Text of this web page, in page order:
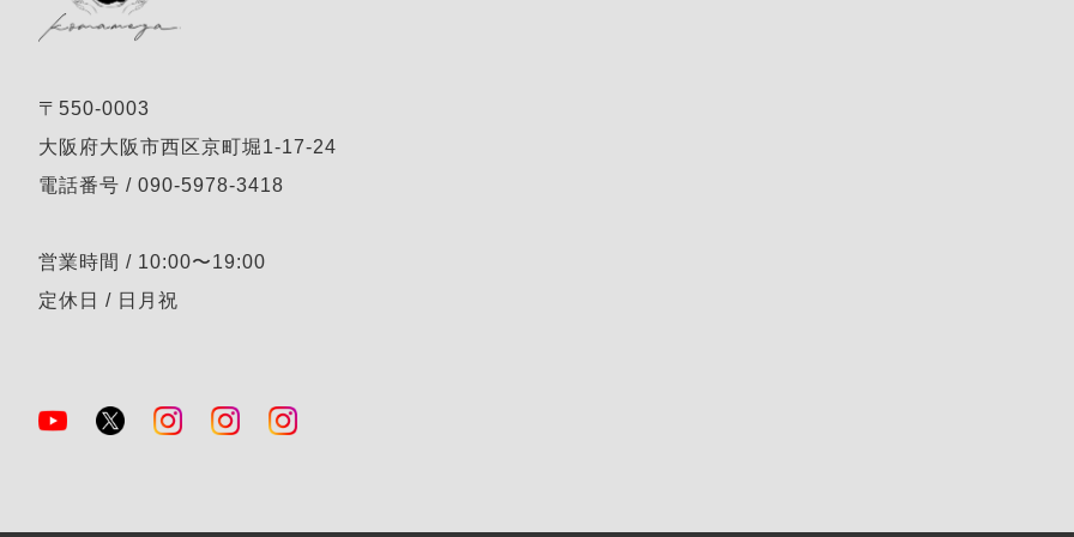
〒550-0003
大阪府大阪市西区京町堀1-17-24
電話番号 / 090-5978-3418
営業時間 / 10:00〜19:00
定休日 / 日月祝